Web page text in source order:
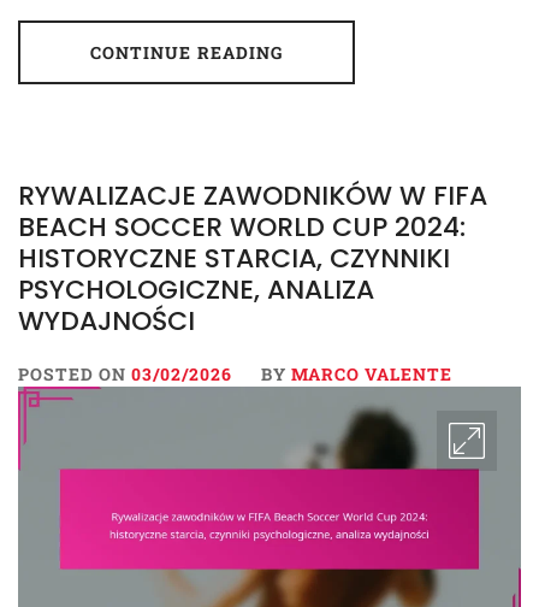
CONTINUE READING
RYWALIZACJE ZAWODNIKÓW W FIFA
BEACH SOCCER WORLD CUP 2024:
HISTORYCZNE STARCIA, CZYNNIKI
PSYCHOLOGICZNE, ANALIZA
WYDAJNOŚCI
POSTED ON 03/02/2026 BY MARCO VALENTE